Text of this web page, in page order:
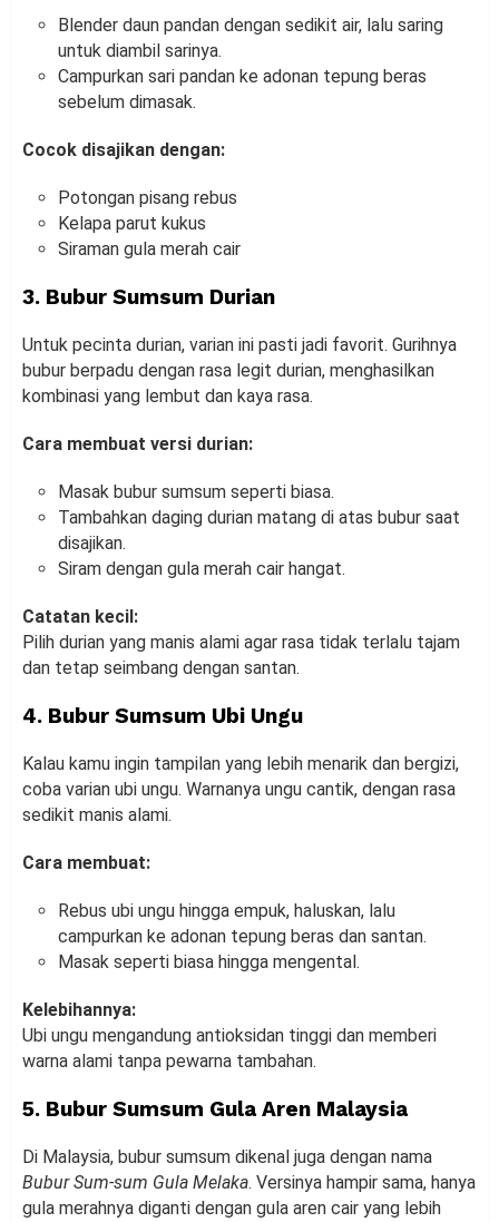
Blender daun pandan dengan sedikit air, lalu saring
untuk diambil sarinya.
Campurkan sari pandan ke adonan tepung beras
sebelum dimasak.
Cocok disajikan dengan:
Potongan pisang rebus
Kelapa parut kukus
Siraman gula merah cair
3. Bubur Sumsum Durian
Untuk pecinta durian, varian ini pasti jadi favorit. Gurihnya
bubur berpadu dengan rasa legit durian, menghasilkan
kombinasi yang lembut dan kaya rasa.
Cara membuat versi durian:
Masak bubur sumsum seperti biasa.
Tambahkan daging durian matang di atas bubur saat
disajikan.
Siram dengan gula merah cair hangat.
Catatan kecil:
Pilih durian yang manis alami agar rasa tidak terlalu tajam
dan tetap seimbang dengan santan.
4. Bubur Sumsum Ubi Ungu
Kalau kamu ingin tampilan yang lebih menarik dan bergizi,
coba varian ubi ungu. Warnanya ungu cantik, dengan rasa
sedikit manis alami.
Cara membuat:
Rebus ubi ungu hingga empuk, haluskan, lalu
campurkan ke adonan tepung beras dan santan.
Masak seperti biasa hingga mengental.
Kelebihannya:
Ubi ungu mengandung antioksidan tinggi dan memberi
warna alami tanpa pewarna tambahan.
5. Bubur Sumsum Gula Aren Malaysia
Di Malaysia, bubur sumsum dikenal juga dengan nama
Bubur Sum-sum Gula Melaka. Versinya hampir sama, hanya
gula merahnya diganti dengan gula aren cair yang lebih